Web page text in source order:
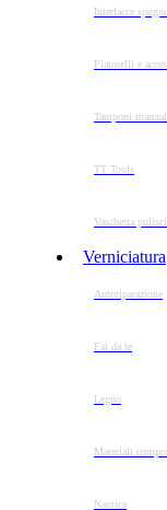
Interfacce
Platorelli e
Tamponi
TT Tools
Vaschetta
Verniciatura
Autoriparazione
Fai da te
Legno
Materiali
Nautica